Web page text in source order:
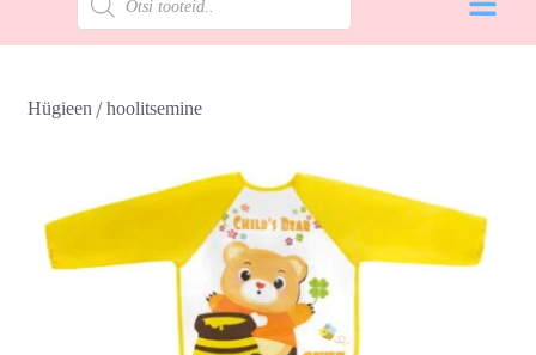
Hügieen/hoolitsemine